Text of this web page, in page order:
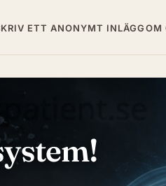
ETT ANONYMT INLÄGGOM